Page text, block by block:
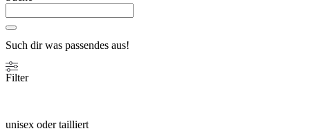
Such dir was passendes aus!
Filter
unisex oder tailliert